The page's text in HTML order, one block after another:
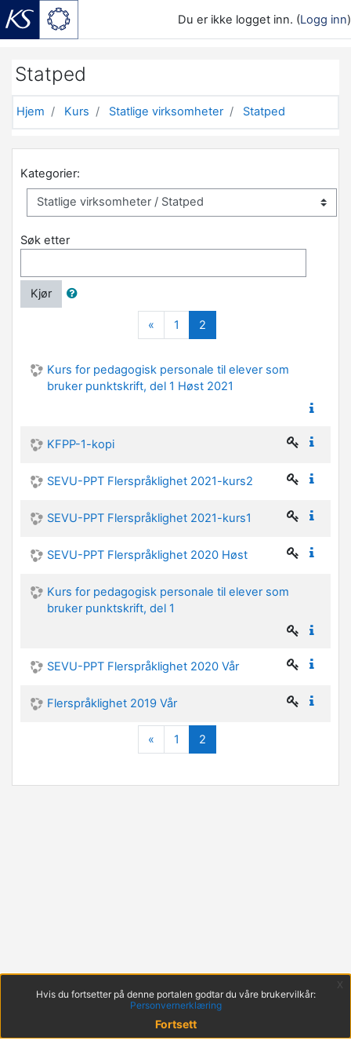
Du er ikke logget inn. (Logg inn)
Statped
Hjem Kurs Statlige virksomheter Statped
Kategorier:
Søk etter
Kjør
«Forrige
1 2(nåværende)
Kurs for pedagogisk personale til elever som
bruker punktskrift, del 1 Høst 2021
KFPP-1-kopi
SEVU-PPT Flerspråklighet 2021-kurs2
SEVU-PPT Flerspråklighet 2021-kurs1
SEVU-PPT Flerspråklighet 2020 Høst
Kurs for pedagogisk personale til elever som
bruker punktskrift, del 1
SEVU-PPT Flerspråklighet 2020 Vår
Flerspråklighet 2019 Vår
«Forrige
1 2(nåværende)
Hvis du fortsetter på denne portalen godtar du våre brukervilkår:
Personvernerklæring
Fortsett
x